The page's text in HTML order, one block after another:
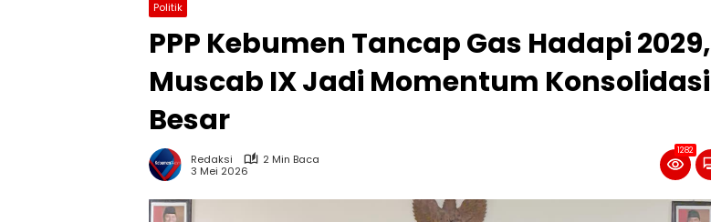
Politik
PPP Kebumen Tancap Gas Hadapi 2029,
Muscab IX Jadi Momentum Konsolidasi
Besar
Redaksi
2 Min Baca
3 Mei 2026
1282